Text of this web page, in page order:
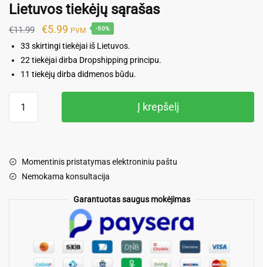
Lietuvos tiekėjų sąrašas
€11.99
Original
price
was:
€11.99.
€5.99 Current
price
is:
€5.99.
PVM -50%
33 skirtingi tiekėjai iš Lietuvos.
22 tiekėjai dirba Dropshipping principu.
11 tiekėjų dirba didmenos būdu.
kiekis:
Į krepšelį
Momentinis pristatymas elektroniniu paštu
Nemokama konsultacija
Garantuotas saugus mokėjimas